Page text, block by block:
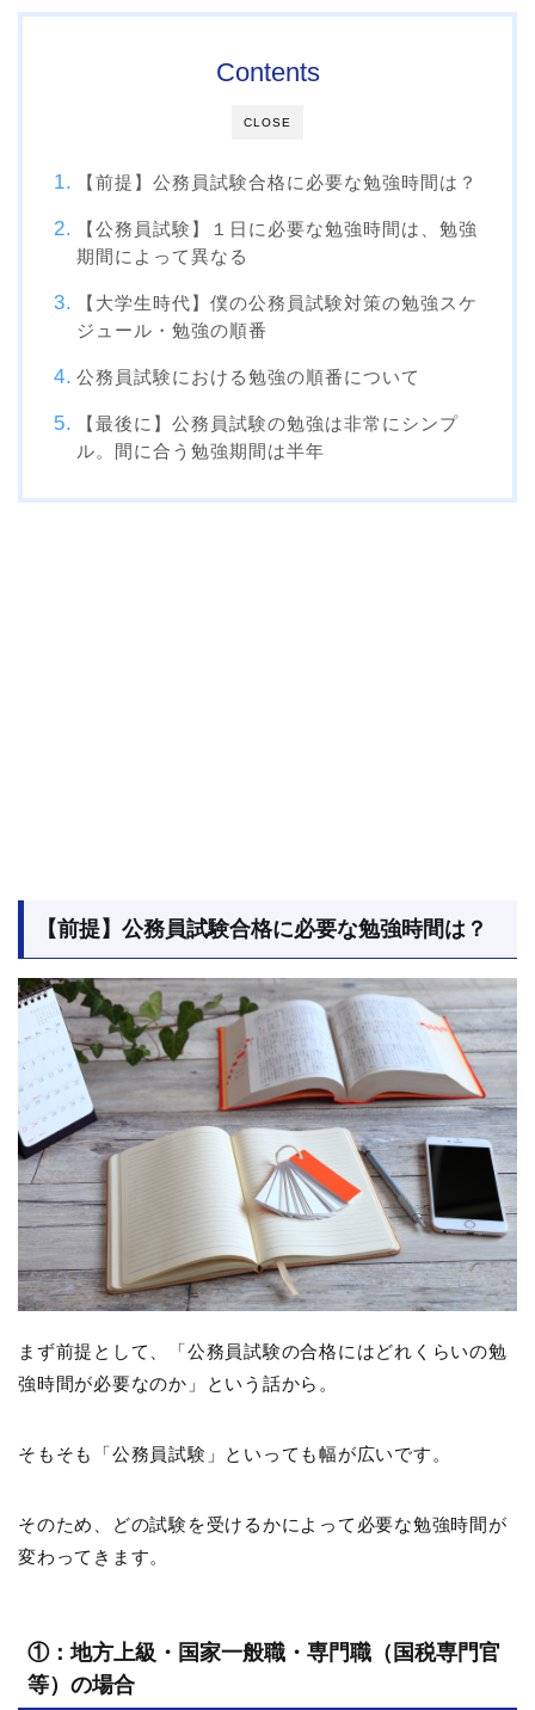
CLOSE
Contents
【前提】公務員試験合格に必要な勉強時間は？
【公務員試験】１日に必要な勉強時間は、勉強
期間によって異なる
【大学生時代】僕の公務員試験対策の勉強スケ
ジュール・勉強の順番
公務員試験における勉強の順番について
【最後に】公務員試験の勉強は非常にシンプ
ル。間に合う勉強期間は半年
【前提】公務員試験合格に必要な勉強時間は？
まず前提として、「公務員試験の合格にはどれくらいの勉
強時間が必要なのか」という話から。
そもそも「公務員試験」といっても幅が広いです。
そのため、どの試験を受けるかによって必要な勉強時間が
変わってきます。
①：地方上級・国家一般職・専門職（国税専門官
等）の場合